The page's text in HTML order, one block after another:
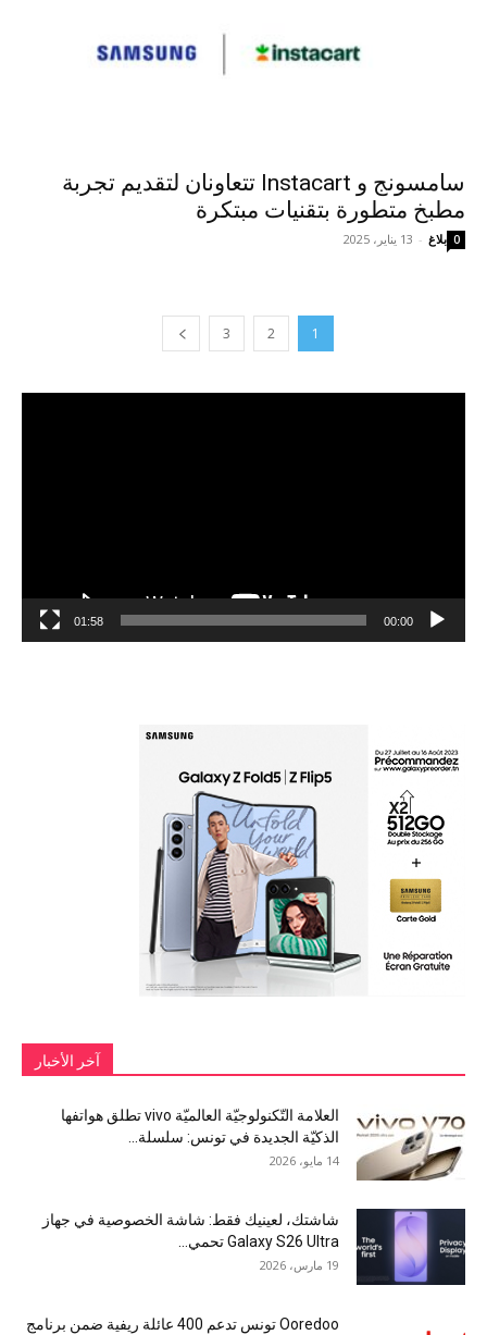
سامسونج و Instacart تتعاونان لتقديم تجربة
مطبخ متطورة بتقنيات مبتكرة
بلاغ - 13 يناير، 2025 0
1
2
3
00:00
01:58
آخر الأخبار
العلامة التّكنولوجيّة العالميّة vivo تطلق هواتفها
الذكيّة الجديدة في تونس: سلسلة...
14 مايو، 2026
شاشتك، لعينيك فقط: شاشة الخصوصية في جهاز
Galaxy S26 Ultra تحمي...
19 مارس، 2026
Ooredoo تونس تدعم 400 عائلة ريفية ضمن برنامج